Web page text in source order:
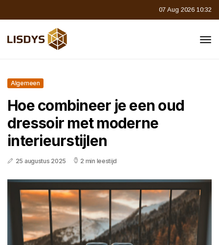
07 Aug 2026 10:32
Algemeen
Hoe combineer je een oud
dressoir met moderne
interieurstijlen
25 augustus 2025 2 min leestijd